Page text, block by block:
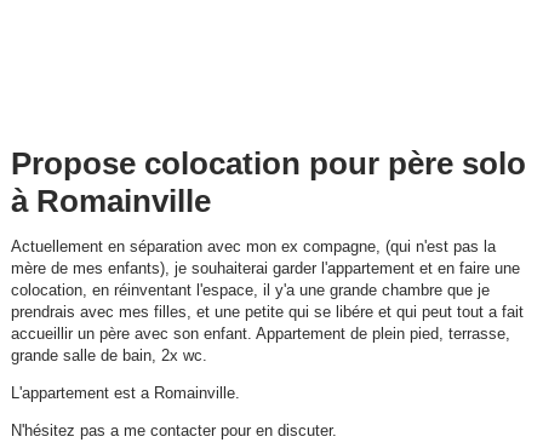
Propose colocation pour père solo
à Romainville
Actuellement en séparation avec mon ex compagne, (qui n'est pas la
mère de mes enfants), je souhaiterai garder l'appartement et en faire une
colocation, en réinventant l'espace, il y'a une grande chambre que je
prendrais avec mes filles, et une petite qui se libére et qui peut tout a fait
accueillir un père avec son enfant. Appartement de plein pied, terrasse,
grande salle de bain, 2x wc.
L'appartement est a Romainville.
N'hésitez pas a me contacter pour en discuter.